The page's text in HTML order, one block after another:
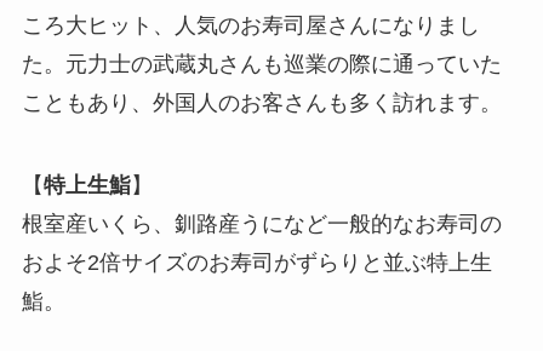
ころ大ヒット、人気のお寿司屋さんになりまし
た。元力士の武蔵丸さんも巡業の際に通っていた
こともあり、外国人のお客さんも多く訪れます。
【特上生鮨】
根室産いくら、釧路産うになど一般的なお寿司の
およそ2倍サイズのお寿司がずらりと並ぶ特上生
鮨。